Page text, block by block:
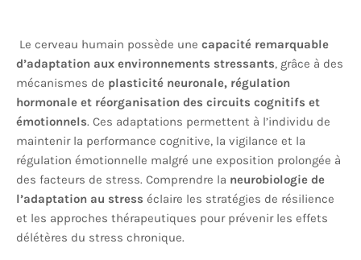
Le cerveau humain possède une capacité remarquable
d’adaptation aux environnements stressants, grâce à des
mécanismes de plasticité neuronale, régulation
hormonale et réorganisation des circuits cognitifs et
émotionnels. Ces adaptations permettent à l’individu de
maintenir la performance cognitive, la vigilance et la
régulation émotionnelle malgré une exposition prolongée à
des facteurs de stress. Comprendre la neurobiologie de
l’adaptation au stress éclaire les stratégies de résilience
et les approches thérapeutiques pour prévenir les effets
délétères du stress chronique.